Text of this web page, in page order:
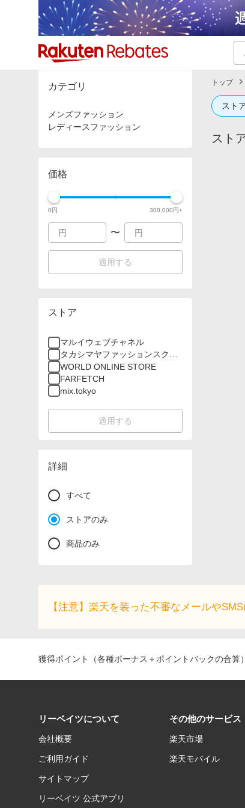
カテゴリー一覧 イベント一覧
カテゴリ
メンズファッション
レディースファッション
価格
0円 300,000円+
〜
適用する
ストア
マルイウェブチャネル
タカシマヤファッションスクエ
ア
WORLD ONLINE STORE
FARFETCH
mix.tokyo
適用する
詳細
すべて
ストアのみ
商品のみ
トップ
スト
スト
【注意】楽天を装った不審なメールや
獲得ポイント（各種ボーナス＋ポイントバックの合
リーベイツについて
会社概要
ご利用ガイド
サイトマップ
リーベイツ 公式アプリ
その他のサービス
楽天市場
楽天モバイル